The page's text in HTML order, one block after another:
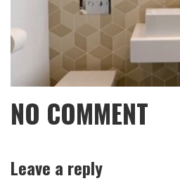
NO COMMENT
Leave a reply